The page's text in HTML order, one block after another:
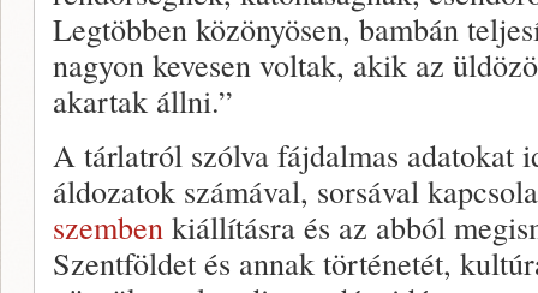
Legtöbben közönyösen, bambán
nagyon kevesen voltak, akik az
akartak állni.”
A tárlatról szólva fájdalmas adatokat
áldozatok számával, sorsával
szemben kiállításra és az abból
Szentföldet és annak történetét,